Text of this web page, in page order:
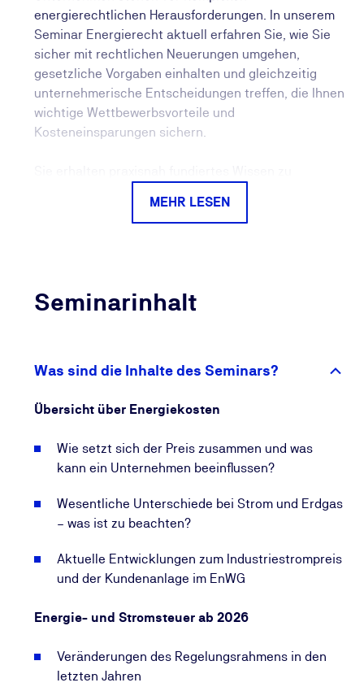
energierechtlichen Herausforderungen. In unserem
Seminar Energierecht aktuell erfahren Sie, wie Sie
sicher mit rechtlichen Neuerungen umgehen,
gesetzliche Vorgaben einhalten und gleichzeitig
unternehmerische Entscheidungen treffen, die Ihnen
wichtige Wettbewerbsvorteile und
Kosteneinsparungen sichern.
Beihilferecht und den damit verbundenen
Neben den relevanten Regelungen zur Energie- und
Gebäudeenergiegesetz (EnEfG, GModG) sowie die
Kraft-Wärme-Kopplungsgesetz (KWKG) ein.
Besonderes Augenmerk legen wir in dieser
Fortbildung zum Energierecht darauf, wie EU-
Rechtsrahmen beeinflussen – auch in Zeiten
unübersichtlicher Rahmenbedingungen. Sie
Unternehmen von speziellen Ausnahmeregelungen
profitieren, konkrete Förderinstrumente nutzen und
Entwicklungen zum Industriestrompreis, zu
bei den Netzentgelten.
MEHR LESEN
Seminarinhalt
Was sind die Inhalte des Seminars?
Übersicht über Energiekosten
Wie setzt sich der Preis zusammen und was
kann ein Unternehmen beeinflussen?
Wesentliche Unterschiede bei Strom und Erdgas
– was ist zu beachten?
Aktuelle Entwicklungen zum Industriestrompreis
und der Kundenanlage im EnWG
Energie- und Stromsteuer ab 2026
Veränderungen des Regelungsrahmens in den
letzten Jahren